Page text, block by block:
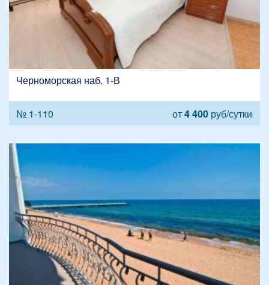
Черноморская наб. 1-В
№ 1-110 от4 400 руб/сутки